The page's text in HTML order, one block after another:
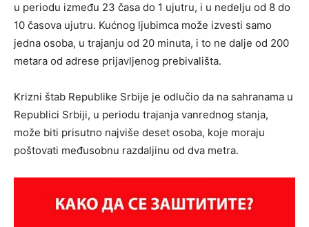
u periodu između 23 časa do 1 ujutru, i u nedelju od 8 do
10 časova ujutru. Kućnog ljubimca može izvesti samo
jedna osoba, u trajanju od 20 minuta, i to ne dalje od 200
metara od adrese prijavljenog prebivališta.
Krizni štab Republike Srbije je odlučio da na sahranama u
Republici Srbiji, u periodu trajanja vanrednog stanja,
može biti prisutno najviše deset osoba, koje moraju
poštovati međusobnu razdaljinu od dva metra.